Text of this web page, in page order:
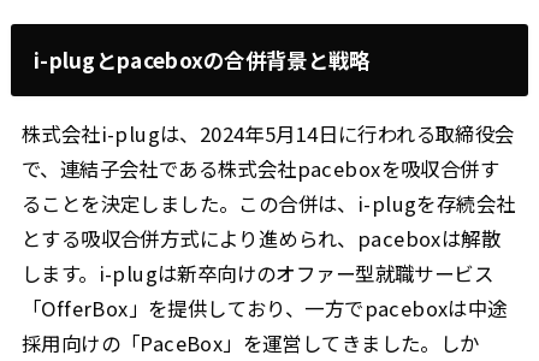
i-plugとpaceboxの合併背景と戦略
株式会社i-plugは、2024年5月14日に行われる取締役会
で、連結子会社である株式会社paceboxを吸収合併す
ることを決定しました。この合併は、i-plugを存続会社
とする吸収合併方式により進められ、paceboxは解散
します。i-plugは新卒向けのオファー型就職サービス
「OfferBox」を提供しており、一方でpaceboxは中途
採用向けの「PaceBox」を運営してきました。しか